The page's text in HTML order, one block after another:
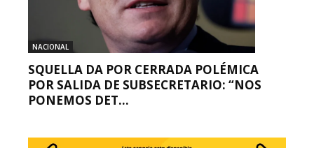
NACIONAL
SQUELLA DA POR CERRADA POLÉMICA
POR SALIDA DE SUBSECRETARIO: “NOS
PONEMOS DET...